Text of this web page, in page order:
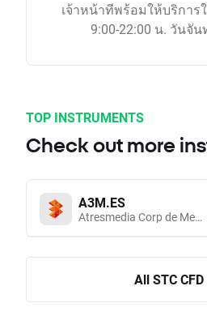
เจ้าหน้าทีพร้อมให้บริการ
9:00-22:00 น. วันจั
TOP INSTRUMENTS
Check out more
A3M.ES
Atresmedia Corp de Medios de Comunicacion SA
All STC CFD